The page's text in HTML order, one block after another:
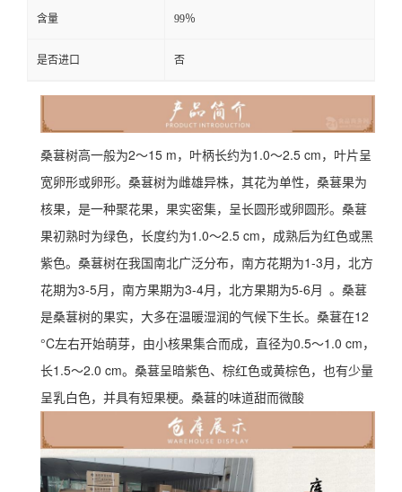
含量 99％
是否进口 否
桑葚树高一般为2～15 m，叶柄长约为1.0～2.5 cm，叶片呈
宽卵形或卵形。桑葚树为雌雄异株，其花为单性，桑葚果为
核果，是一种聚花果，果实密集，呈长圆形或卵圆形。桑葚
果初熟时为绿色，长度约为1.0～2.5 cm，成熟后为红色或黑
紫色。桑葚树在我国南北广泛分布，南方花期为1-3月，北方
花期为3-5月，南方果期为3-4月，北方果期为5-6月 。桑葚
是桑葚树的果实，大多在温暖湿润的气候下生长。桑葚在12
°C左右开始萌芽，由小核果集合而成，直径为0.5～1.0 cm，
长1.5～2.0 cm。桑葚呈暗紫色、棕红色或黄棕色，也有少量
呈乳白色，并具有短果梗。桑葚的味道甜而微酸